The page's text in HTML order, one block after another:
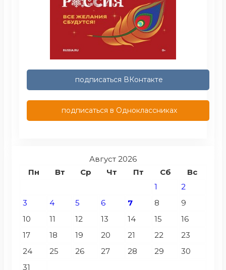
подписаться ВКонтакте
подписаться в Одноклассниках
Август 2026
Пн
Вт Ср Чт Пт Сб
Вс
1
2
3
4 5 6 7 8
9
10
11 12 13 14 15
16
17
18 19 20 21 22
23
24
25 26 27 28 29
30
31